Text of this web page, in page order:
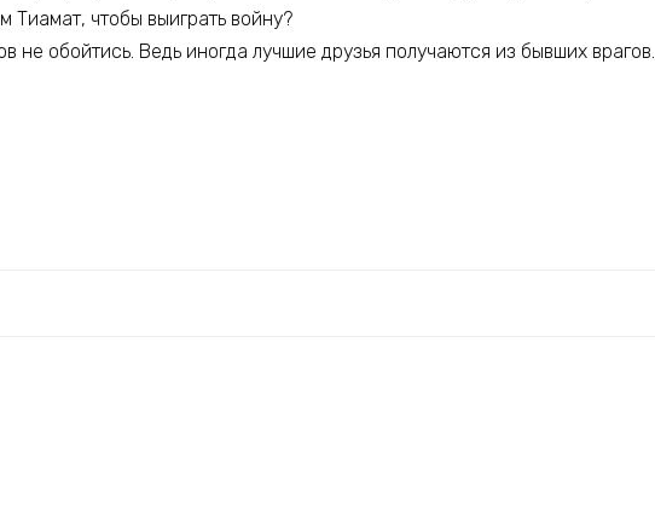
Тиамат, чтобы выиграть войну?
не обойтись. Ведь иногда лучшие друзья получаются из бывших врагов.